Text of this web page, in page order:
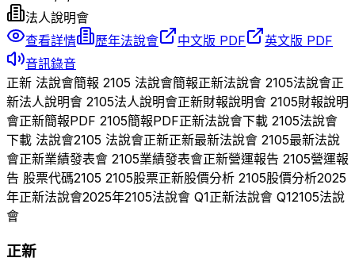
法人說明會
查看詳情
歷年法說會 中文版 PDF
英文版 PDF
音訊錄音
正新 法說會簡報 2105 法說會簡報正新法說會 2105法說會正
新法人說明會 2105法人說明會正新財報說明會 2105財報說明
會正新簡報PDF 2105簡報PDF正新法說會下載 2105法說會
下載 法說會2105 法說會正新正新最新法說會 2105最新法說
會正新業績發表會 2105業績發表會正新營運報告 2105營運報
告 股票代碼2105 2105股票正新股價分析 2105股價分析2025
年正新法說會2025年2105法說會 Q1正新法說會 Q12105法說
會
正新